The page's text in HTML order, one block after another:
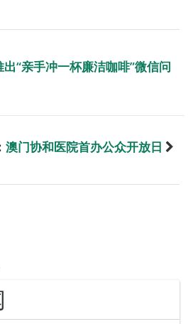
“亲手冲一杯廉洁咖啡”微信问
澳门协和医院首办公众开放日